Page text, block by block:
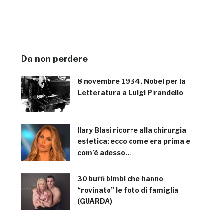
Da non perdere
8 novembre 1934, Nobel per la
Letteratura a Luigi Pirandello
Ilary Blasi ricorre alla chirurgia
estetica: ecco come era prima e
com’è adesso…
30 buffi bimbi che hanno
“rovinato” le foto di famiglia
(GUARDA)